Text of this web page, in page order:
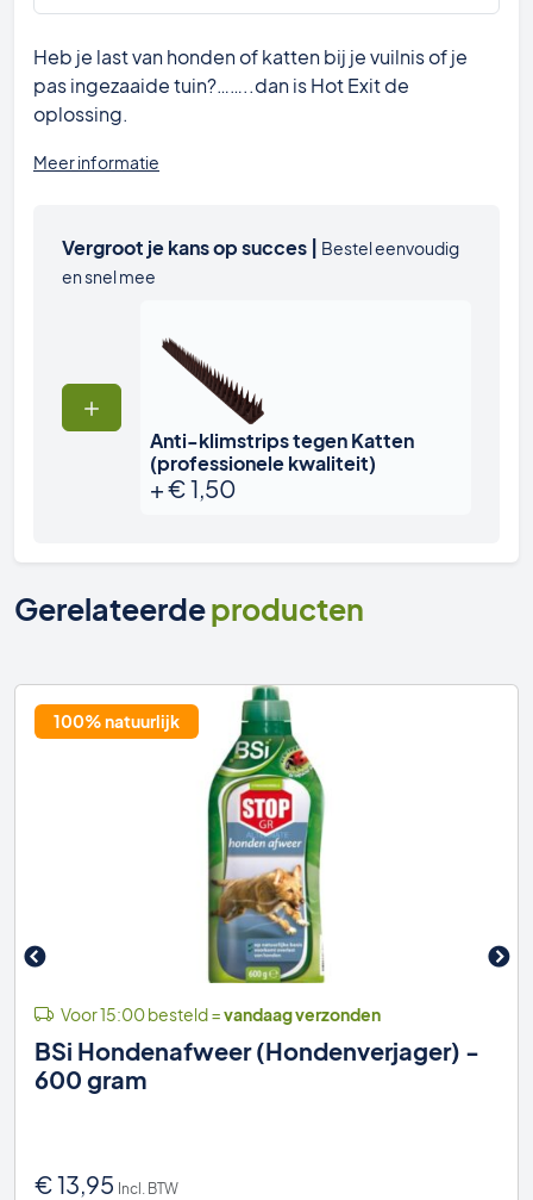
Heb je last van honden of katten bij je vuilnis of je
pas ingezaaide tuin?……..dan is Hot Exit de
oplossing.
Meer informatie
Vergroot je kans op succes | Bestel eenvoudig
en snel mee
Anti-klimstrips tegen Katten
(professionele kwaliteit)
+€1,50
Gerelateerdeproducten
100% natuurlijk
Voor 15:00 besteld =vandaag verzonden
BSi Hondenafweer (Hondenverjager) -
600 gram
€13,95 Incl. BTW